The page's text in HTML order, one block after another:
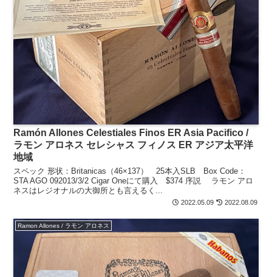
Ramón Allones Celestiales Finos ER Asia Pacifico /
ラモン アロネス セレシャス フィノス ER アジア太平洋
地域
スペック 形状：Britanicas（46×137） 25本入SLB Box Code：
STA AGO 092013/3/2 Cigar Oneにて購入 $374 序説 ラモン アロ
ネスはレジオナルの大御所とも言えるく...
2022.05.09 2022.08.09
Ramon Allones / ラモン アロネス